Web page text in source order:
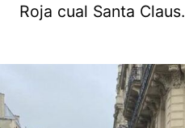
Roja cual Santa Claus.